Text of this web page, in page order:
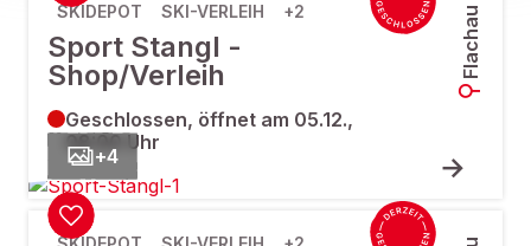
+4
SKIDEPOT SKI-VERLEIH +2
Sport Stangl -
Shop/Verleih
Flachau
Geschlossen, öffnet am 05.12.,
08:00 Uhr